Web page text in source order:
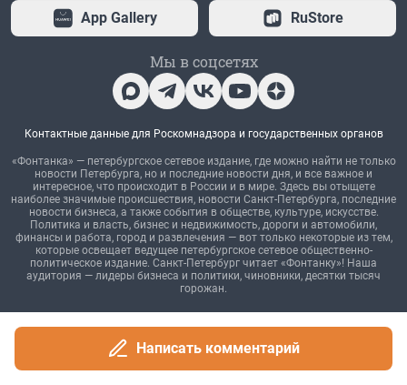
Написать комментарий